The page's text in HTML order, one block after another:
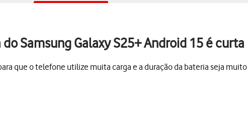
Samsung Galaxy S25+ Android 15 é curta
que o telefone utilize muita carga e a duração da bateria seja